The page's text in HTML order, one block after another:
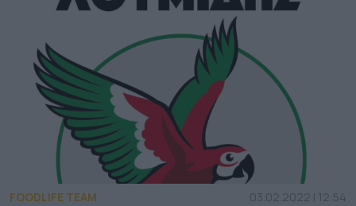
FOODLIFE TEAM 03.02.2022 | 12:54